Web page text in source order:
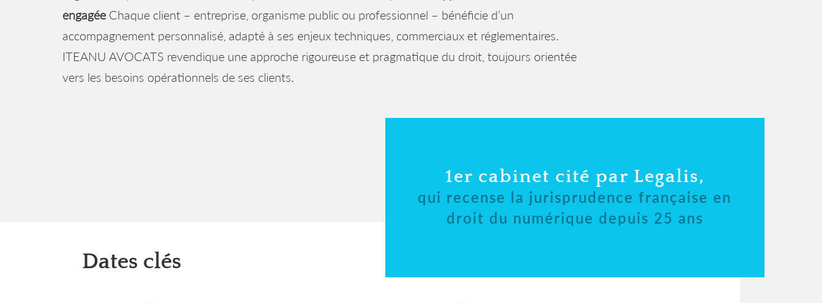
engagéeChaque client – entreprise, organisme public ou professionnel – bénéficie d’un
accompagnement personnalisé, adapté à ses enjeux techniques, commerciaux et réglementaires.
ITEANU AVOCATS revendique une approche rigoureuse et pragmatique du droit, toujours orientée
vers les besoins opérationnels de ses clients.
1er cabinet cité par Legalis,
qui recense la jurisprudence française en
droit du numérique depuis 25 ans
Dates clés